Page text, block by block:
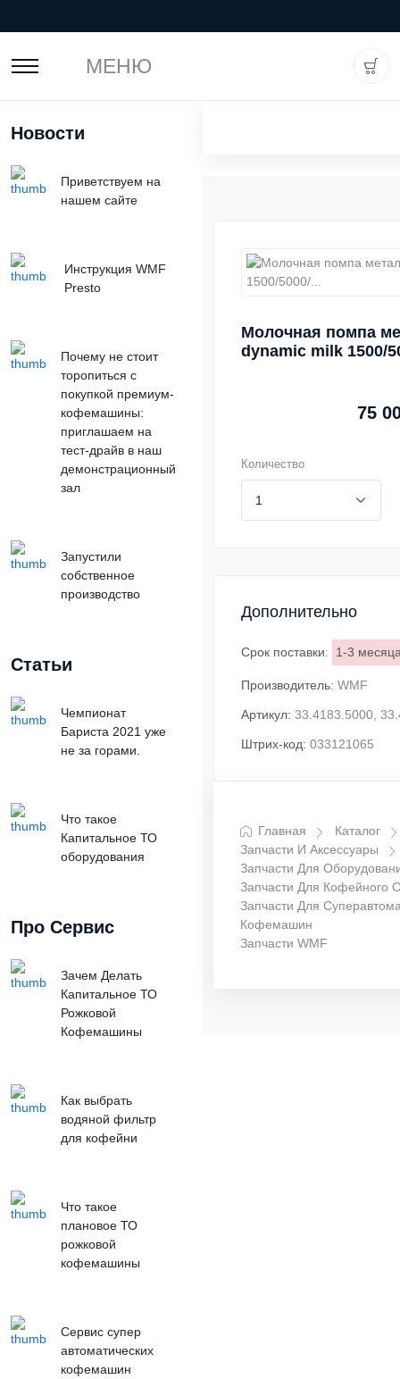
МЕНЮ
Новости
Приветствуем на
нашем сайте
Инструкция WMF
Presto
Почему не стоит
торопиться с
покупкой премиум-
кофемашины:
приглашаем на
тест-драйв в наш
демонстрационный
зал
Запустили
собственное
производство
Статьи
Чемпионат
Бариста 2021 уже
не за горами.
Что такое
Капитальное ТО
оборудования
Про Сервис
Зачем Делать
Капитальное ТО
Рожковой
Кофемашины
Как выбрать
водяной фильтр
для кофейни
Что такое
плановое ТО
рожковой
кофемашины
Сервис супер
автоматических
кофемашин
Молочная помпа
dynamic milk 1500/
75
Количество
Дополнительно
Срок поставки: 1-3
Производитель: WMF
Артикул: 33.4183.5000,
Штрих-код: 033121065
Главная
Каталог
Запчасти И Аксессуары
Запчасти Для
Запчасти Для Кофейного
Запчасти Для
Кофемашин
Запчасти WMF